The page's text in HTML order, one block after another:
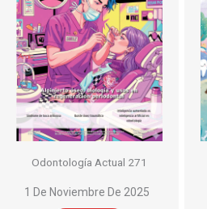
Odontología Actual 271
1 De Noviembre De 2025